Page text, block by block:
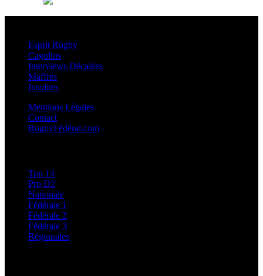
Esprit Rugby
Cagolins
Interviews Décalées
Maffrés
Insolites
Mentions Légales
Contact
RugbyFédéral.com
Top 14
Pro D2
Nationale
Fédérale 1
Fédérale 2
Fédérale 3
Régionales